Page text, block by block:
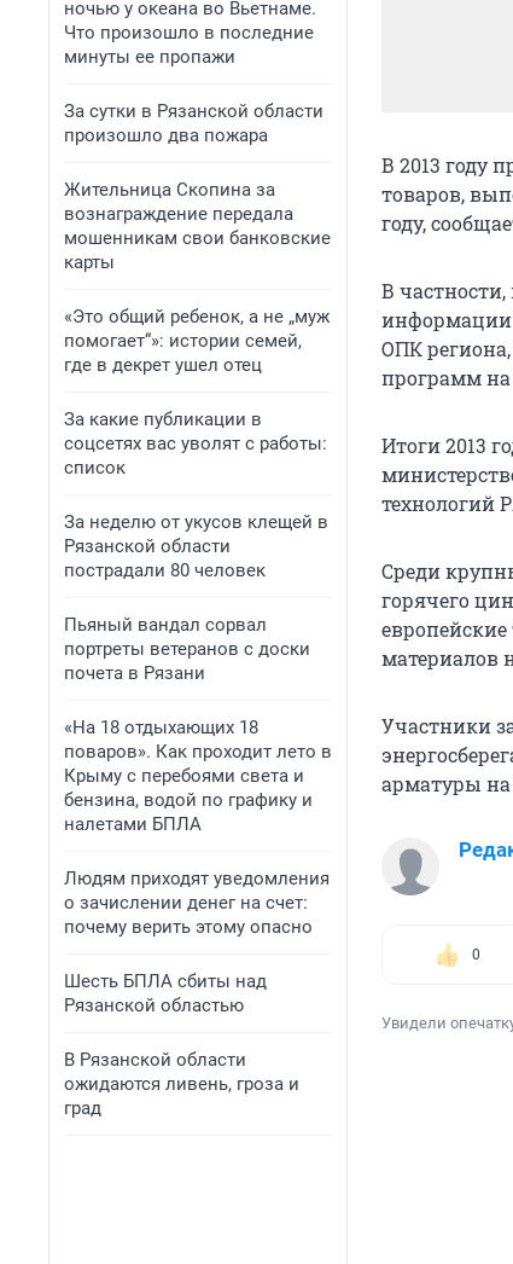
ночью у океана во Вьетнаме.
Что произошло в последние
минуты ее пропажи
За сутки в Рязанской области
произошло два пожара
Жительница Скопина за
вознаграждение передала
мошенникам свои банковские
карты
«Это общий ребенок, а не „муж
помогает“»: истории семей,
где в декрет ушел отец
За какие публикации в
соцсетях вас уволят с работы:
список
За неделю от укусов клещей в
Рязанской области
пострадали 80 человек
Пьяный вандал сорвал
портреты ветеранов с доски
почета в Рязани
«На 18 отдыхающих 18
поваров». Как проходит лето в
Крыму с перебоями света и
бензина, водой по графику и
налетами БПЛА
Людям приходят уведомления
о зачислении денег на счет:
почему верить этому опасно
Шесть БПЛА сбиты над
Рязанской областью
В Рязанской области
ожидаются ливень, гроза и
град
В 2013 году
товаров,
году,
В частности,
информации
ОПК
программ
Итоги 2013
технологий
Среди
горячего
материалов
Участники
арматуры на
0
Увидели